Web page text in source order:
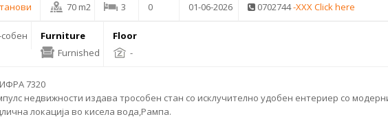
70 m2
3
0
01-06-2026
0702744-XXX Click here
Furniture
Furnished
Floor
-
7320
недвижности издава трособен стан со исклучително удобен ентериер со
локација во кисела вода,Рампа.